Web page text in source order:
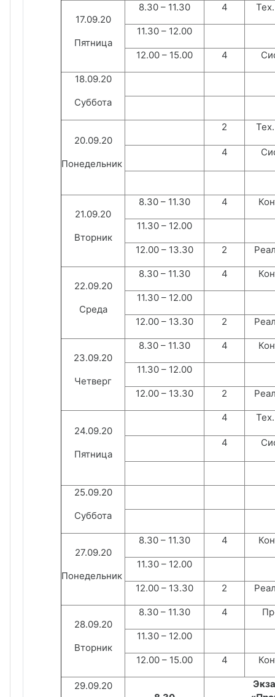
17.09.20
Пятница
8.30 – 11.30 4
11.30 – 12.00
12.00 – 15.00 4
18.09.20
Суббота
20.09.20
Понедельник
2
4
21.09.20
Вторник
8.30 – 11.30 4
11.30 – 12.00
12.00 – 13.30 2
22.09.20
Среда
8.30 – 11.30 4
11.30 – 12.00
12.00 – 13.30 2
23.09.20
Четверг
8.30 – 11.30 4
11.30 – 12.00
12.00 – 13.30 2
24.09.20
Пятница
4
4
25.09.20
Суббота
27.09.20
Понедельник
8.30 – 11.30 4
11.30 – 12.00
12.00 – 13.30 2
28.09.20
Вторник
8.30 – 11.30 4
11.30 – 12.00
12.00 – 15.00 4
29.09.20